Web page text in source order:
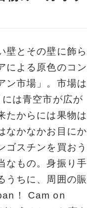
壁とその壁に飾ら
による原色のコン
ン市場」。市場は
は青空市が広が
たからには果物は
なかなかお目にか
ゴスチンを買おう
なもの。身振り手
うちに、周囲の賑
！ Cam on